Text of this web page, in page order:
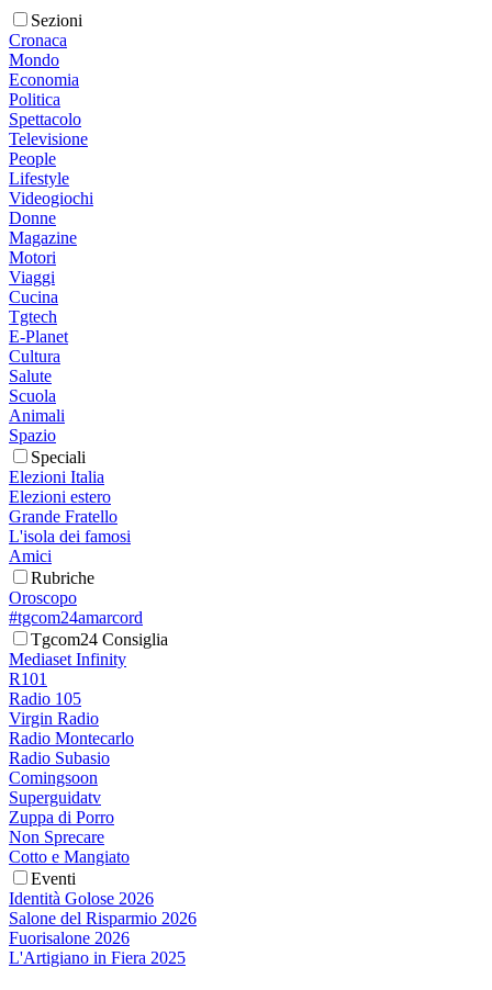
Sezioni
Cronaca
Mondo
Economia
Politica
Spettacolo
Televisione
People
Lifestyle
Videogiochi
Donne
Magazine
Motori
Viaggi
Cucina
Tgtech
E-Planet
Cultura
Salute
Scuola
Animali
Spazio
Speciali
Elezioni Italia
Elezioni estero
Grande Fratello
L'isola dei famosi
Amici
Rubriche
Oroscopo
#tgcom24amarcord
Tgcom24 Consiglia
Mediaset Infinity
R101
Radio 105
Virgin Radio
Radio Montecarlo
Radio Subasio
Comingsoon
Superguidatv
Zuppa di Porro
Non Sprecare
Cotto e Mangiato
Eventi
Identità Golose 2026
Salone del Risparmio 2026
Fuorisalone 2026
L'Artigiano in Fiera 2025